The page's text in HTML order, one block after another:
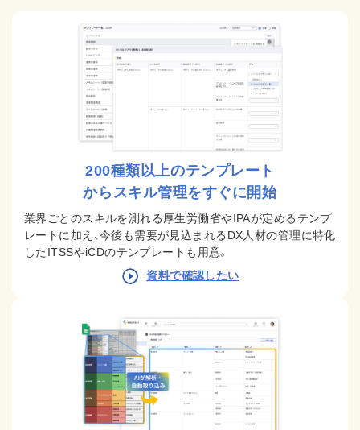
200種類以上のテンプレート
からスキル管理をすぐに開始
業界ごとのスキルを測れる厚生労働省やIPAが定めるテンプ
レートに加え、今後も需要が見込まれるDX人材の管理に特化
したITSSやiCDのテンプレートも用意。
資料で確認したい